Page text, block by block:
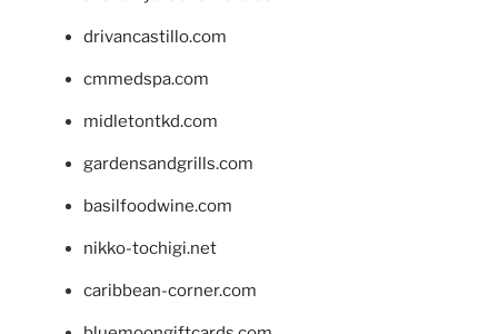
drivancastillo.com
cmmedspa.com
midletontkd.com
gardensandgrills.com
basilfoodwine.com
nikko-tochigi.net
caribbean-corner.com